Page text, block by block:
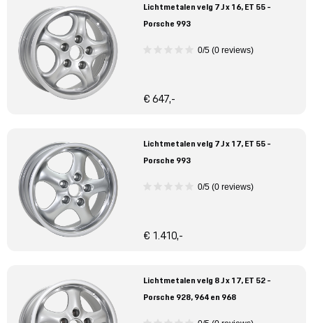
Lichtmetalen velg 7 J x 16, ET 55 -
Porsche 993
0/5 (0 reviews)
€ 647,-
Lichtmetalen velg 7 J x 17, ET 55 -
Porsche 993
0/5 (0 reviews)
€ 1.410,-
Lichtmetalen velg 8 J x 17, ET 52 -
Porsche 928, 964 en 968